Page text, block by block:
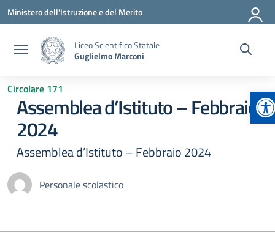
Vai ai contenuti
Vai al menu di navigazione
Vai al footer
Ministero dell'Istruzione e del Merito
Liceo Scientifico Statale
Guglielmo Marconi
Circolare 171
Assemblea d’Istituto – Febbraio
2024
Assemblea d’Istituto – Febbraio 2024
Personale scolastico